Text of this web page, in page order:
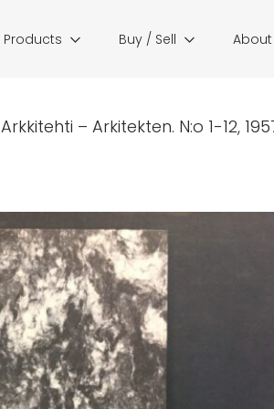
Products Buy / Sell
Arkkitehti – Arkitekten. N:o 1-12,